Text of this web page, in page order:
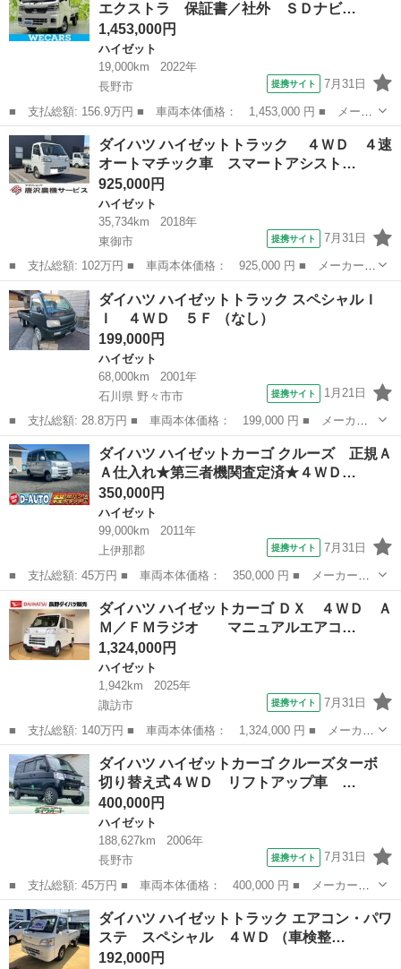
ハロゲンヘ...
エクストラ 保証書／社外 ＳＤナビ…
1,453,000円
ハイゼット
19,000km
2022年
長野市
提携サイト 7月31日
■ 支払総額: 156.9万円 ■ 車両本体価格： 1,453,000 円 ■ メーカ
ー名： ダイハツ ■ 車種名： ハイゼットトラック ■ グレード
名： ４ＷＤジャンボエクストラ 保証書／社外 ＳＤナビ／衝突安
全装置／ヘ...
長野 長野市 ハイゼット
ダイハツ ハイゼットトラック ４ＷＤ ４速
オートマチック車 スマートアシスト…
925,000円
ハイゼット
35,734km
2018年
東御市
提携サイト 7月31日
■ 支払総額: 102万円 ■ 車両本体価格： 925,000 円 ■ メーカー
名： ダイハツ ■ 車種名： ハイゼットトラック ■ グレード
名： ４ＷＤ ４速オートマチック車 スマートアシスト３ エア
コン パワステ パ...
長野 東御市 ハイゼット
ダイハツ ハイゼットトラック スペシャルＩ
Ｉ ４ＷＤ ５Ｆ （なし）
199,000円
ハイゼット
68,000km
2001年
石川県 野々市市
提携サイト 1月21日
■ 支払総額: 28.8万円 ■ 車両本体価格： 199,000 円 ■ メーカー
名： ダイハツ ■ 車種名： ハイゼットトラック ■ グレード
名： スペシャルＩＩ ４ＷＤ ５Ｆ ■ 排気量： 660cc ■ ドア枚
数： ...
石川 野々市市 ハイゼット
ダイハツ ハイゼットカーゴ クルーズ 正規Ａ
Ａ仕入れ★第三者機関査定済★４ＷＤ…
350,000円
ハイゼット
99,000km
2011年
上伊那郡
提携サイト 7月31日
■ 支払総額: 45万円 ■ 車両本体価格： 350,000 円 ■ メーカー
名： ダイハツ ■ 車種名： ハイゼットカーゴ ■ グレード名：
クルーズ 正規ＡＡ仕入れ★第三者機関査定済★４ＷＤ★オートマ★
タイミングチェー...
長野 上伊那郡 ハイゼット
ダイハツ ハイゼットカーゴ ＤＸ ４ＷＤ Ａ
Ｍ／ＦＭラジオ マニュアルエアコ…
1,324,000円
ハイゼット
1,942km
2025年
諏訪市
提携サイト 7月31日
■ 支払総額: 140万円 ■ 車両本体価格： 1,324,000 円 ■ メーカー
名： ダイハツ ■ 車種名： ハイゼットカーゴ ■ グレード名：
ＤＸ ４ＷＤ ＡＭ／ＦＭラジオ マニュアルエアコン パワース
テアリング...
長野 諏訪市 ハイゼット
ダイハツ ハイゼットカーゴ クルーズターボ
切り替え式４ＷＤ リフトアップ車 …
400,000円
ハイゼット
188,627km
2006年
長野市
提携サイト 7月31日
■ 支払総額: 45万円 ■ 車両本体価格： 400,000 円 ■ メーカー
名： ダイハツ ■ 車種名： ハイゼットカーゴ ■ グレード名：
クルーズターボ 切り替え式４ＷＤ リフトアップ車 キーレスエン
トリー 電動格納...
長野 長野市 ハイゼット
ダイハツ ハイゼットトラック エアコン・パワ
ステ スペシャル ４ＷＤ （車検整…
192,000円